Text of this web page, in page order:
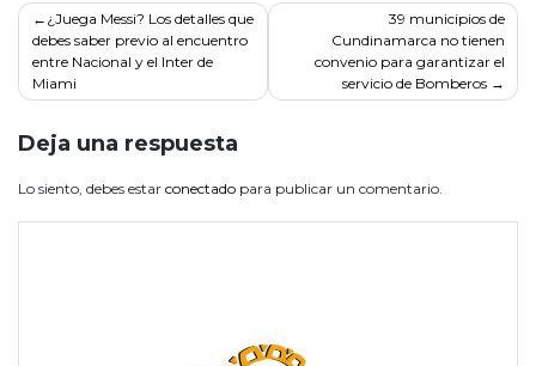
Navegación
de
entradas
¿Juega Messi? Los detalles que
debes saber previo al encuentro
entre Nacional y el Inter de
Miami
39 municipios de
Cundinamarca no tienen
convenio para garantizar el
servicio de Bomberos
Deja una respuesta
Lo siento, debes estar conectado para publicar un comentario.